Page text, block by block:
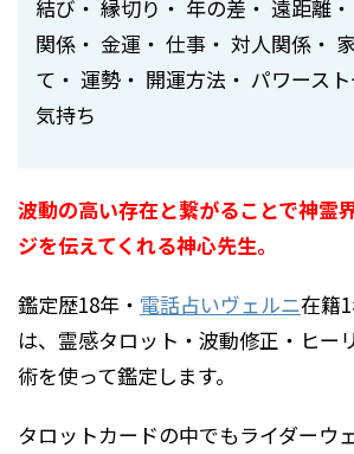
結び・ 縁切り・ 年の差・ 遠距離
関係・ 金運・ 仕事・ 対人関係・
て・ 運勢・ 開運方法・ パワース
気持ち
波動の高い存在と繋がることで神霊
ジを伝えてくれる神心先生。
鑑定歴18年・ 電話占いヴェルニ在籍
は、霊感タロット・波動修正・ヒー
術を使って鑑定します。
タロットカードの中でもライダーウ